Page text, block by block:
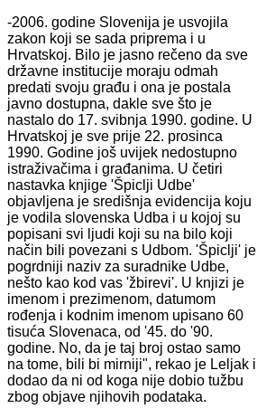
-2006. godine Slovenija je usvojila
zakon koji se sada priprema i u
Hrvatskoj. Bilo je jasno rečeno da sve
državne institucije moraju odmah
predati svoju građu i ona je postala
javno dostupna, dakle sve što je
nastalo do 17. svibnja 1990. godine. U
Hrvatskoj je sve prije 22. prosinca
1990. Godine još uvijek nedostupno
istraživačima i građanima. U četiri
nastavka knjige 'Špiclji Udbe'
objavljena je središnja evidencija koju
je vodila slovenska Udba i u kojoj su
popisani svi ljudi koji su na bilo koji
način bili povezani s Udbom. 'Špiclji' je
pogrdniji naziv za suradnike Udbe,
nešto kao kod vas 'žbirevi'. U knjizi je
imenom i prezimenom, datumom
rođenja i kodnim imenom upisano 60
tisuća Slovenaca, od '45. do '90.
godine. No, da je taj broj ostao samo
na tome, bili bi mirniji", rekao je Leljak i
dodao da ni od koga nije dobio tužbu
zbog objave njihovih podataka.